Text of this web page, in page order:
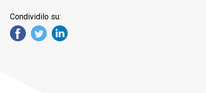
Condividilo su: